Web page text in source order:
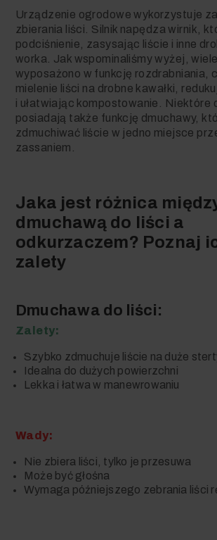
Urządzenie ogrodowe wykorzystuje
zbierania liści. Silnik napędza wirnik,
podciśnienie, zasysając liście i inne
worka. Jak wspominaliśmy wyżej,
wyposażono w funkcję rozdrabniania,
mielenie liści na drobne kawałki,
i ułatwiając kompostowanie. Niektóre
posiadają także funkcję dmuchawy,
zdmuchiwać liście w jedno miejsce
zassaniem.
Jaka jest różnica
dmuchawą do liści a
odkurzaczem? Poznaj
zalety
Dmuchawa do liści:
Zalety:
Szybko zdmuchuje liście na duże
Idealna do dużych powierzchni
Lekka i łatwa w manewrowaniu
Wady:
Nie zbiera liści, tylko je przesuwa
Może być głośna
Wymaga późniejszego zebrania liści